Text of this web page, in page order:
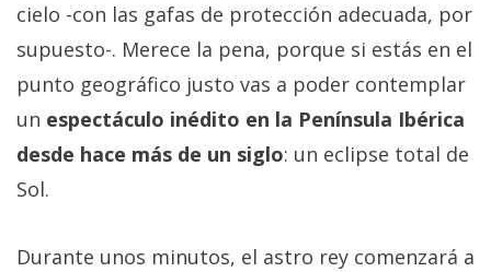
cielo -con las gafas de protección adecuada, por
supuesto-. Merece la pena, porque si estás en el
punto geográfico justo vas a poder contemplar
un espectáculo inédito en la Península Ibérica
desde hace más de un siglo: un eclipse total de
Sol.
Durante unos minutos, el astro rey comenzará a